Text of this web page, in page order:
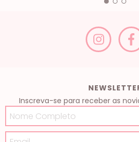
Inscreva-se para receber as